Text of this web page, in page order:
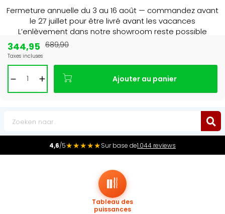
Fermeture annuelle du 3 au 16 août — commandez avant
le 27 juillet pour être livré avant les vacances
L’enlèvement dans notre showroom reste possible
jusqu’au 1er août à 16 h 30.
4,6/5★★★★★Sur base de1.044 reviews
Tableau des
puissances
344,95
Taxes incluses
689,90
Ajouter au panier